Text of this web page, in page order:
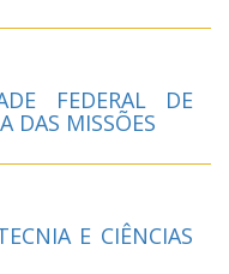
FEDERAL DE
DAS MISSÕES
E CIÊNCIAS